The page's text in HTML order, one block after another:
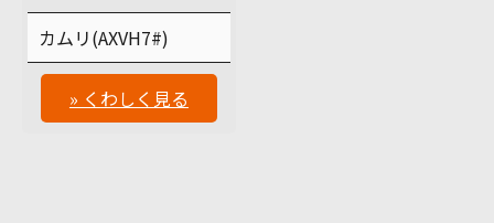
カムリ(AXVH7#)
» くわしく見る